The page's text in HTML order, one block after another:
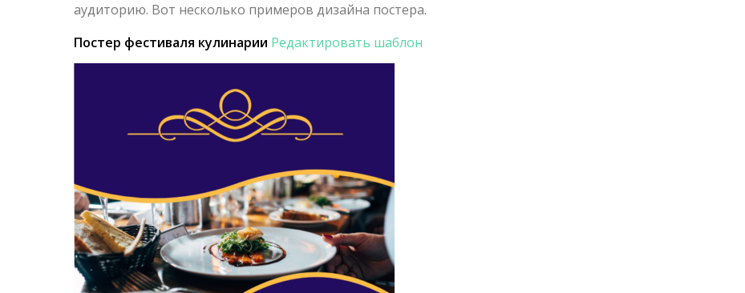
аудиторию. Вот несколько примеров дизайна постера.
Постер фестиваля кулинарии Редактировать шаблон